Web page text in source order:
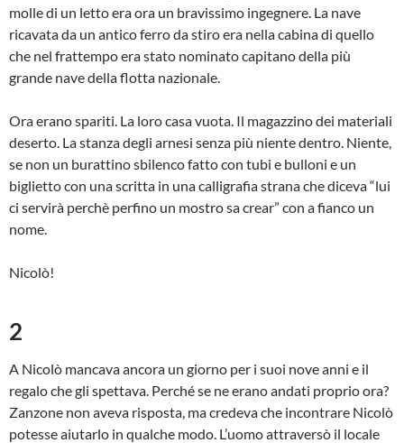
molle di un letto era ora un bravissimo ingegnere. La nave
ricavata da un antico ferro da stiro era nella cabina di quello
che nel frattempo era stato nominato capitano della più
grande nave della flotta nazionale.
Ora erano spariti. La loro casa vuota. Il magazzino dei materiali
deserto. La stanza degli arnesi senza più niente dentro. Niente,
se non un burattino sbilenco fatto con tubi e bulloni e un
biglietto con una scritta in una calligrafia strana che diceva “lui
ci servirà perchè perfino un mostro sa crear” con a fianco un
nome.
Nicolò!
2
A Nicolò mancava ancora un giorno per i suoi nove anni e il
regalo che gli spettava. Perché se ne erano andati proprio ora?
Zanzone non aveva risposta, ma credeva che incontrare Nicolò
potesse aiutarlo in qualche modo. L’uomo attraversò il locale